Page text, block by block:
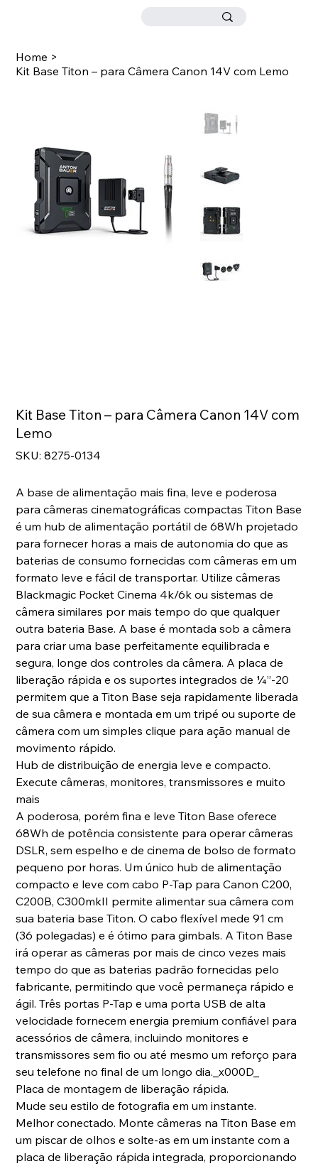
Home >
Kit Base Titon – para Câmera Canon 14V com Lemo
Kit Base Titon – para Câmera Canon 14V com
Lemo
SKU: SKU
8275-
8275-0134
A base de alimentação mais fina, leve e poderosa
para câmeras cinematográficas compactas Titon Base
é um hub de alimentação portátil de 68Wh projetado
para fornecer horas a mais de autonomia do que as
baterias de consumo fornecidas com câmeras em um
formato leve e fácil de transportar. Utilize câmeras
Blackmagic Pocket Cinema 4k/6k ou sistemas de
câmera similares por mais tempo do que qualquer
outra bateria Base. A base é montada sob a câmera
para criar uma base perfeitamente equilibrada e
segura, longe dos controles da câmera. A placa de
liberação rápida e os suportes integrados de ¼”-20
permitem que a Titon Base seja rapidamente liberada
de sua câmera e montada em um tripé ou suporte de
câmera com um simples clique para ação manual de
movimento rápido.
Hub de distribuição de energia leve e compacto.
Execute câmeras, monitores, transmissores e muito
mais
A poderosa, porém fina e leve Titon Base oferece
68Wh de potência consistente para operar câmeras
DSLR, sem espelho e de cinema de bolso de formato
pequeno por horas. Um único hub de alimentação
compacto e leve com cabo P-Tap para Canon C200,
C200B, C300mkII permite alimentar sua câmera com
sua bateria base Titon. O cabo flexível mede 91 cm
(36 polegadas) e é ótimo para gimbals. A Titon Base
irá operar as câmeras por mais de cinco vezes mais
tempo do que as baterias padrão fornecidas pelo
fabricante, permitindo que você permaneça rápido e
ágil. Três portas P-Tap e uma porta USB de alta
velocidade fornecem energia premium confiável para
acessórios de câmera, incluindo monitores e
transmissores sem fio ou até mesmo um reforço para
seu telefone no final de um longo dia._x000D_
Placa de montagem de liberação rápida.
Mude seu estilo de fotografia em um instante.
Melhor conectado. Monte câmeras na Titon Base em
um piscar de olhos e solte-as em um instante com a
placa de liberação rápida integrada, proporcionando